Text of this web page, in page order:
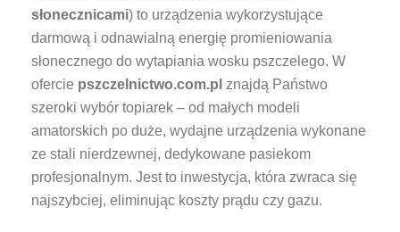
słonecznicami) to urządzenia wykorzystujące
darmową i odnawialną energię promieniowania
słonecznego do wytapiania wosku pszczelego. W
ofercie pszczelnictwo.com.pl znajdą Państwo
szeroki wybór topiarek – od małych modeli
amatorskich po duże, wydajne urządzenia wykonane
ze stali nierdzewnej, dedykowane pasiekom
profesjonalnym. Jest to inwestycja, która zwraca się
najszybciej, eliminując koszty prądu czy gazu.